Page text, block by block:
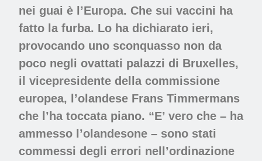
nei guai è l’Europa. Che sui vaccini ha
fatto la furba. Lo ha dichiarato ieri,
provocando uno sconquasso non da
poco negli ovattati palazzi di Bruxelles,
il vicepresidente della commissione
europea, l’olandese Frans Timmermans
che l’ha toccata piano. “E’ vero che – ha
ammesso l’olandesone – sono stati
commessi degli errori nell’ordinazione